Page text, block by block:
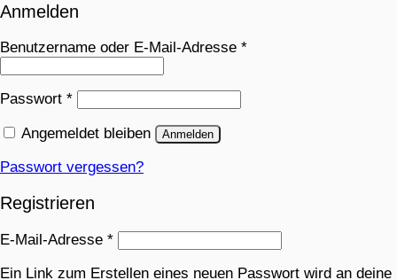
Anmelden
Benutzername oder E-Mail-Adresse *
Passwort *
Angemeldet bleiben Anmelden
Passwort vergessen?
Registrieren
E-Mail-Adresse *
Ein Link zum Erstellen eines neuen Passwort wird an deine